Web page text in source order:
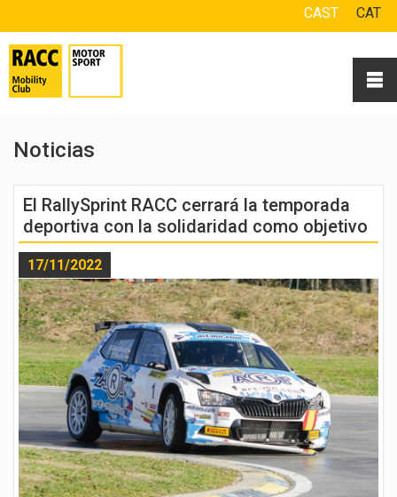
CAST CAT
Noticias
El RallySprint RACC cerrará la temporada
deportiva con la solidaridad como objetivo
17/11/2022